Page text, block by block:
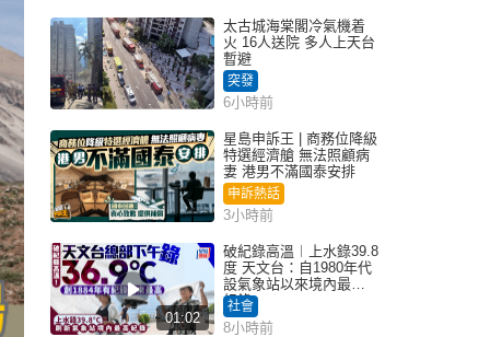
太古城海棠閣冷氣機着
火 16人送院 多人上天台
暫避
突發
6小時前
星島申訴王 | 商務位降級
特選經濟艙 無法照顧病
妻 港男不滿國泰安排
申訴熱話
3小時前
01:02
破紀錄高溫︱上水錄39.8
度 天文台：自1980年代
設氣象站以來境內最高
紀錄
社會
8小時前